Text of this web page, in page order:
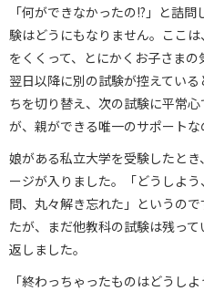
「何ができなかったの!?」と詰
験はどうにもなりません。ここ
をくくって、とにかくお子さまの
翌日以降に別の試験が控えてい
ちを切り替え、次の試験に平常
が、親ができる唯一のサポートな
娘がある私立大学を受験したと
ージが入りました。「どうしよ
問、丸々解き忘れた」というの
たが、まだ他教科の試験は残っ
返しました。
「終わっちゃったものはどうし